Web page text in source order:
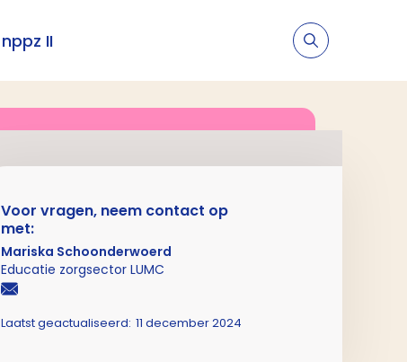
nppz II
Voor vragen, neem contact op
met:
Mariska Schoonderwoerd
Educatie zorgsector LUMC
Laatst geactualiseerd: 11 december 2024